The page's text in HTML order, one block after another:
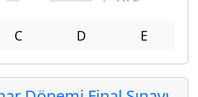
C D E